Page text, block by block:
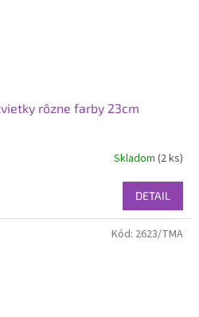
rôzne farby 23cm
Skladom (2 ks)
DETAIL
Kód: 2623/TMA